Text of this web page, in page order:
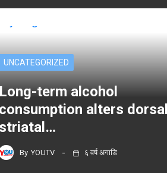
UNCATEGORIZED
term alcohol
consumption alters dorsal
striatal…
By YOUTV ६ वर्ष अगाडि